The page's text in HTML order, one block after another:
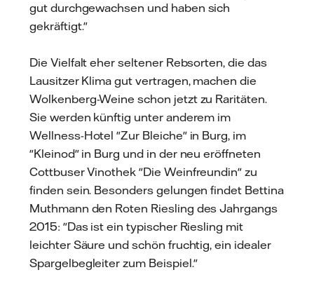
gut durchgewachsen und haben sich
gekräftigt."
Die Vielfalt eher seltener Rebsorten, die das
Lausitzer Klima gut vertragen, machen die
Wolkenberg-Weine schon jetzt zu Raritäten.
Sie werden künftig unter anderem im
Wellness-Hotel "Zur Bleiche" in Burg, im
"Kleinod" in Burg und in der neu eröffneten
Cottbuser Vinothek "Die Weinfreundin" zu
finden sein. Besonders gelungen findet Bettina
Muthmann den Roten Riesling des Jahrgangs
2015: "Das ist ein typischer Riesling mit
leichter Säure und schön fruchtig, ein idealer
Spargelbegleiter zum Beispiel."